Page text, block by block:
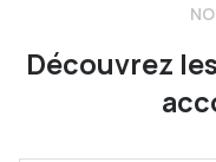
Découvrez